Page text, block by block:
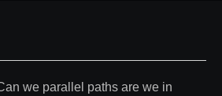
we parallel paths are we in